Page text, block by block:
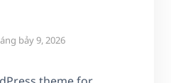
bảy 9, 2026